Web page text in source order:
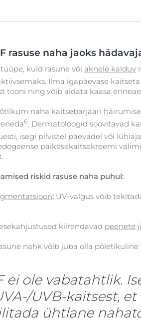
rasuse naha jaoks
kuid rasune või aknele kalduv
Ilma igapäevase
tooni ning võib aidata kaasa
naha kaitsebarjääri
6. Dermatoloogid soovitavad
isegi pilvistel päevadel või
päikesekaitsekreemi
riskid rasuse naha puhul:
: UV-valgus võib
kiirendavad peenete
nahk võib juba olla
ei ole vabatahtlik.
UVB-kaitsest,
ühtlane